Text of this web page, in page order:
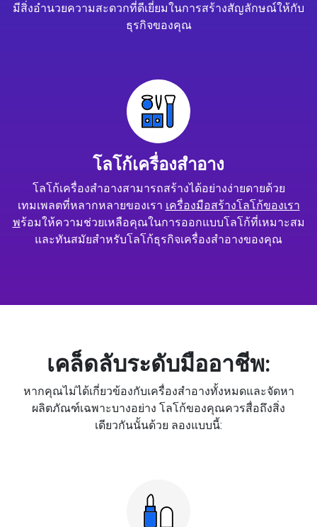
มีสิ่งอำนวยความสะดวกที่ดีเยี่ยมในการสร้างสัญลักษณ์ให้กับ
ธุรกิจของคุณ
โลโก้เครื่องสำอาง
โลโก้เครื่องสำอางสามารถสร้างได้อย่างง่ายดายด้วย
เทมเพลตที่หลากหลายของเรา เครื่องมือสร้างโลโก้ของเรา
พร้อมให้ความช่วยเหลือคุณในการออกแบบโลโก้ที่เหมาะสม
และทันสมัยสำหรับโลโก้ธุรกิจเครื่องสำอางของคุณ
เคล็ดลับระดับมืออาชีพ:
หากคุณไม่ได้เกี่ยวข้องกับเครื่องสำอางทั้งหมดและจัดหา
ผลิตภัณฑ์เฉพาะบางอย่าง โลโก้ของคุณควรสื่อถึงสิ่ง
เดียวกันนั้นด้วย ลองแบบนี้: